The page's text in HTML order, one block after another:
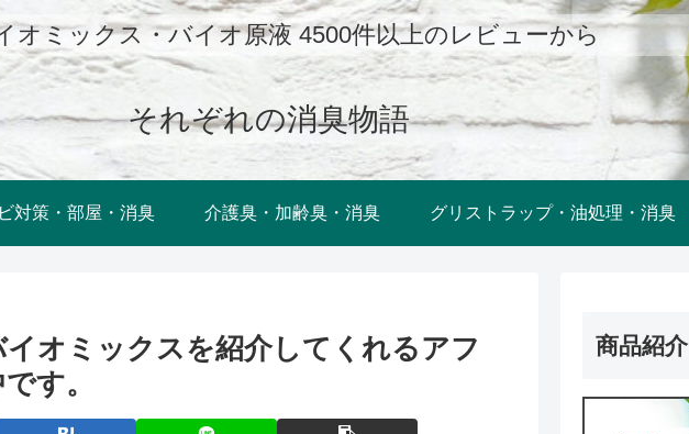
オミックス・バイオ原液 4500件以上のレビューから
それぞれの消臭物語
対策・部屋・消臭 介護臭・加齢臭・消臭 グリストラップ・油処理・消臭
オミックスを紹介してくれるアフ
す。
商品紹介